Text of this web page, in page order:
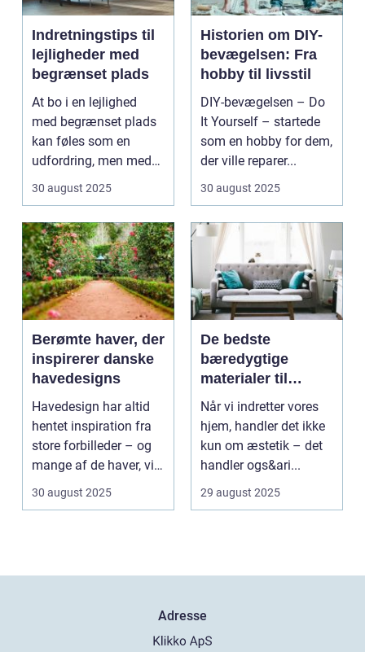
Indretningstips til
lejligheder med
begrænset plads
At bo i en lejlighed
med begrænset plads
kan føles som en
udfordring, men med
de rette ...
30 august 2025
Historien om DIY-
bevægelsen: Fra
hobby til livsstil
DIY-bevægelsen – Do
It Yourself – startede
som en hobby for dem,
der ville reparer...
30 august 2025
Berømte haver, der
inspirerer danske
havedesigns
Havedesign har altid
hentet inspiration fra
store forbilleder – og
mange af de haver, vi
kende...
30 august 2025
De bedste
bæredygtige
materialer til
boligindretning
Når vi indretter vores
hjem, handler det ikke
kun om æstetik – det
handler ogs&ari...
29 august 2025
Adresse